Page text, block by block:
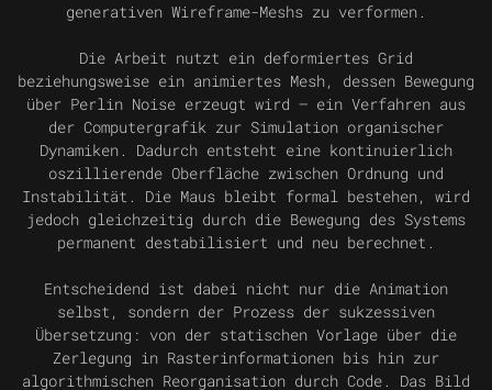
generativen Wireframe-Meshs zu verformen.
Die Arbeit nutzt ein deformiertes Grid
beziehungsweise ein animiertes Mesh, dessen Bewegung
über Perlin Noise erzeugt wird — ein Verfahren aus
der Computergrafik zur Simulation organischer
Dynamiken. Dadurch entsteht eine kontinuierlich
oszillierende Oberfläche zwischen Ordnung und
Instabilität. Die Maus bleibt formal bestehen, wird
jedoch gleichzeitig durch die Bewegung des Systems
permanent destabilisiert und neu berechnet.
Entscheidend ist dabei nicht nur die Animation
selbst, sondern der Prozess der sukzessiven
Übersetzung: von der statischen Vorlage über die
Zerlegung in Rasterinformationen bis hin zur
algorithmischen Reorganisation durch Code. Das Bild